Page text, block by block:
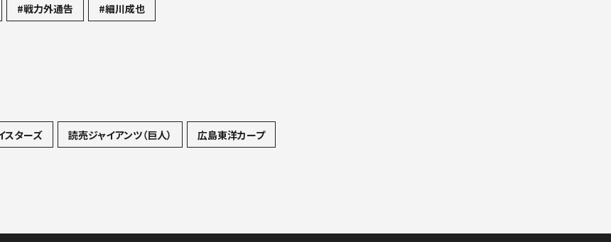
#戦力外通告 #細川成也
スターズ 読売ジャイアンツ（巨人） 広島東洋カープ